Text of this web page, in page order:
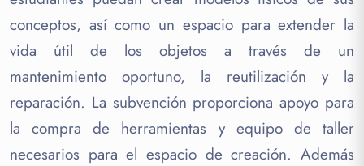
conceptos, así como un espacio para extender la
vida útil de los objetos a través de un
mantenimiento oportuno, la reutilización y la
reparación. La subvención proporciona apoyo para
la compra de herramientas y equipo de taller
necesarios para el espacio de creación. Además